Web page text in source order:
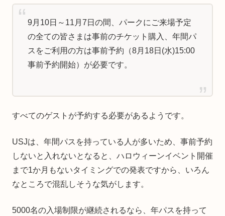
9月10日～11月7日の間、パークにご来場予定
の全ての皆さまは事前のチケット購入、年間パ
スをご利用の方は事前予約（8月18日(水)15:00
事前予約開始）が必要です。
すべてのゲストが予約する必要があるようです。
USJは、年間パスを持っている人が多いため、事前予約
しないと入れないとなると、ハロウィーンイベント開催
まで1か月もないタイミングでの発表ですから、いろん
なところで混乱しそうな気がします。
5000名の入場制限が継続されるなら、年パスを持って